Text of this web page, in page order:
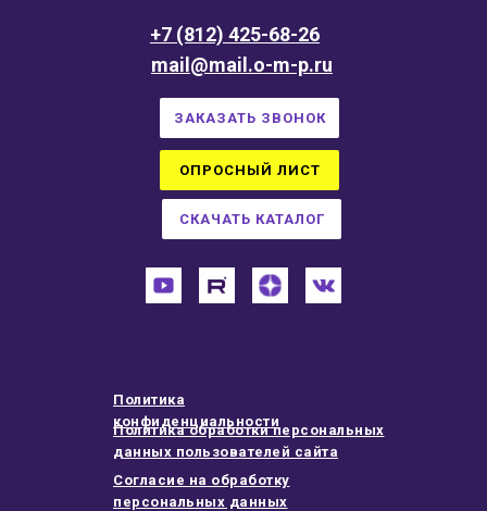
СКАЧАТЬ КАТАЛОГ
+7 (812) 425-68-26
ЗАКАЗАТЬ ЗВОНОК
mail@mail.o-m-p.ru
Политика
конфиденциальности
Политика обработки персональных
данных пользователей сайта
Согласие на обработку
персональных данных
ОПРОСНЫЙ ЛИСТ